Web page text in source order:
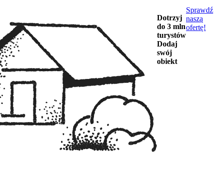
Dotrzyj
do 3 mln
turystów
Dodaj
swój
obiekt
Sprawdź
naszą
ofertę!